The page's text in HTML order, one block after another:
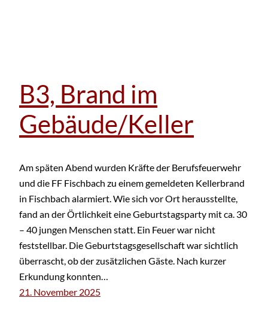
B3, Brand im
Gebäude/Keller
Am späten Abend wurden Kräfte der Berufsfeuerwehr
und die FF Fischbach zu einem gemeldeten Kellerbrand
in Fischbach alarmiert. Wie sich vor Ort herausstellte,
fand an der Örtlichkeit eine Geburtstagsparty mit ca. 30
– 40 jungen Menschen statt. Ein Feuer war nicht
feststellbar. Die Geburtstagsgesellschaft war sichtlich
überrascht, ob der zusätzlichen Gäste. Nach kurzer
Erkundung konnten…
21. November 2025